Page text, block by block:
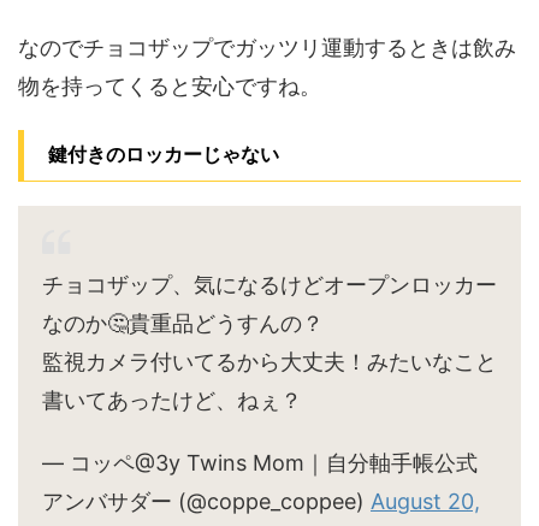
なのでチョコザップでガッツリ運動するときは飲み
物を持ってくると安心ですね。
鍵付きのロッカーじゃない
チョコザップ、気になるけどオープンロッカー
なのか🤔貴重品どうすんの？
監視カメラ付いてるから大丈夫！みたいなこと
書いてあったけど、ねぇ？
— コッペ@3y Twins Mom｜自分軸手帳公式
アンバサダー (@coppe_coppee) August 20,